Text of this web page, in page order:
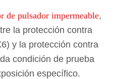
de pulsador impermeable,
la protección contra
y la protección contra
condición de prueba
específico.